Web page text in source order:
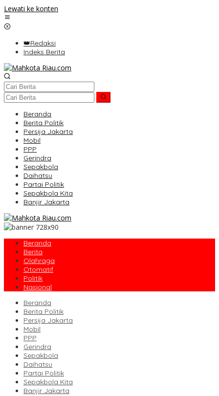
Lewati ke konten
👑Redaksi
Indeks Berita
Beranda
Berita Politik
Persija Jakarta
Mobil
PPP
Gerindra
Sepakbola
Daihatsu
Partai Politik
Sepakbola Kita
Banjir Jakarta
Beranda
Berita
Olahraga
Otomatif
Politik
Nasional
Beranda
Berita Politik
Persija Jakarta
Mobil
PPP
Gerindra
Sepakbola
Daihatsu
Partai Politik
Sepakbola Kita
Banjir Jakarta